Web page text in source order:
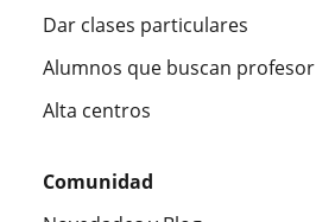
Dar clases particulares
Alumnos que buscan profesor
Alta centros
Comunidad